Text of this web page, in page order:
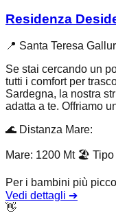
Residenza
📍 Santa Teresa
Se stai cercando un
tutti i comfort per
Sardegna, la nostra
adatta a te. Offriamo
🌊 Distanza Mare:
Mare: 1200 Mt 🏖️
Per i bambini più
Vedi dettagli ➔
👋